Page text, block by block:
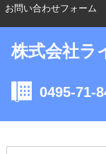
お問い合わせフォーム
株式会社ラ
0495-71-